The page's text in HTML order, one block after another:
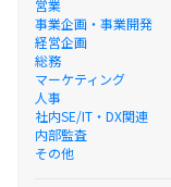
営業
事業企画・事業開発
経営企画
総務
マーケティング
人事
社内SE/IT・DX関連
内部監査
その他